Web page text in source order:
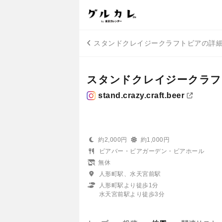
スタンドクレイジークラフトビアの詳
スタンドクレイジークラ
stand.crazy.craft.beer
約2,000円
約1,000円
ビアバー・ビアガーデン・ビアホール
無休
人形町駅、水天宮前駅
人形町駅より徒歩1分
水天宮前駅より徒歩3分